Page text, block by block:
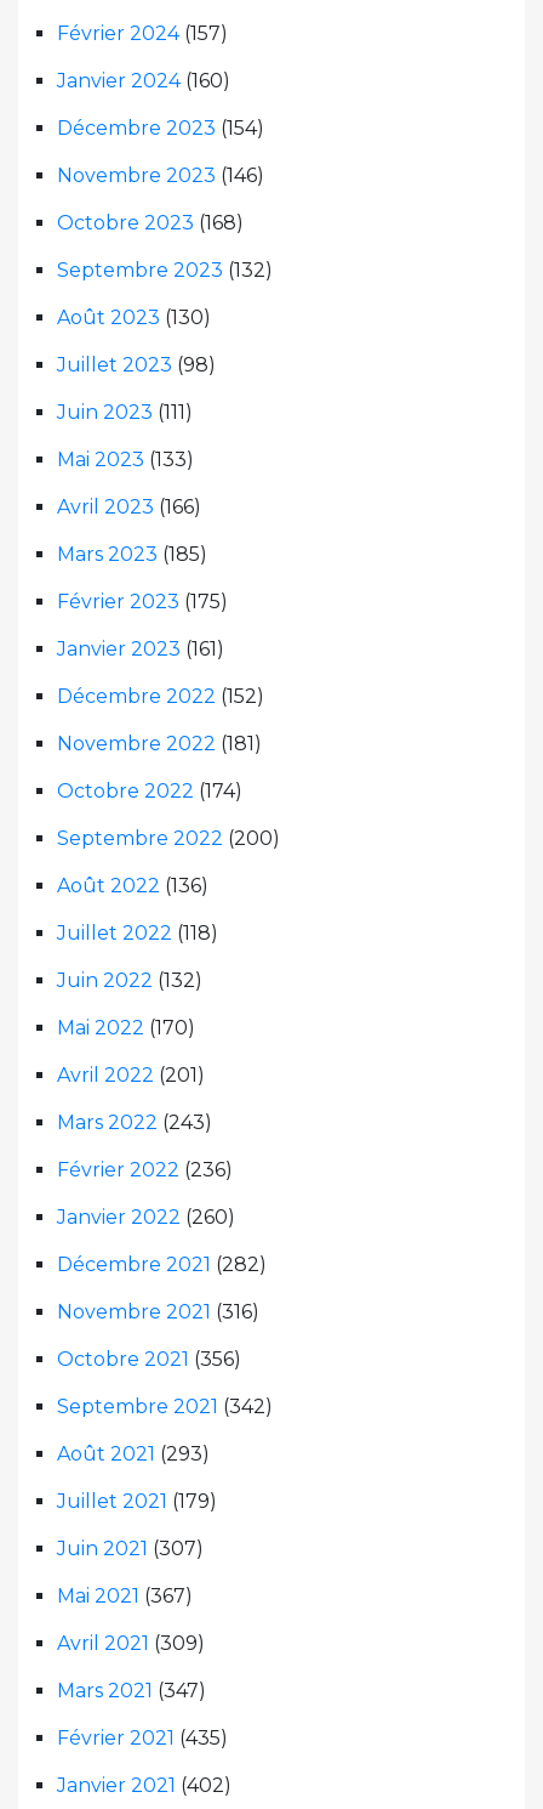
Février 2024(157)
Janvier 2024(160)
Décembre 2023 (154)
Novembre 2023 (146)
Octobre 2023 (168)
Septembre 2023 (132)
Août 2023 (130)
Juillet 2023 (98)
Juin 2023 (111)
Mai 2023 (133)
Avril 2023 (166)
Mars 2023 (185)
Février 2023 (175)
Janvier 2023 (161)
Décembre 2022 (152)
Novembre 2022 (181)
Octobre 2022 (174)
Septembre 2022 (200)
Août 2022 (136)
Juillet 2022 (118)
Juin 2022 (132)
Mai 2022 (170)
Avril 2022 (201)
Mars 2022 (243)
Février 2022 (236)
Janvier 2022 (260)
Décembre 2021 (282)
Novembre 2021 (316)
Octobre 2021 (356)
Septembre 2021 (342)
Août 2021 (293)
Juillet 2021 (179)
Juin 2021 (307)
Mai 2021 (367)
Avril 2021 (309)
Mars 2021 (347)
Février 2021 (435)
Janvier 2021 (402)